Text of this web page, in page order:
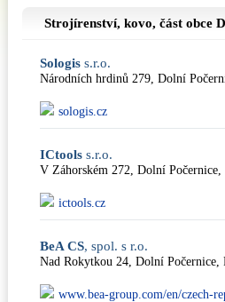
Strojírenství, kovo, část obce
Sologis s.r.o.
Národních hrdinů 279, Dolní
sologis.cz
ICtools s.r.o.
V Záhorském 272, Dolní Počernice,
ictools.cz
BeA CS, spol. s r.o.
Nad Rokytkou 24, Dolní Počernice,
www.bea-group.com/en/czech-